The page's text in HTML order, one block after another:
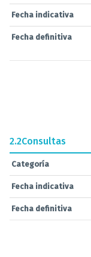
Fecha indicativa
Fecha definitiva
2.2Consultas
Categoría
Fecha indicativa
Fecha definitiva